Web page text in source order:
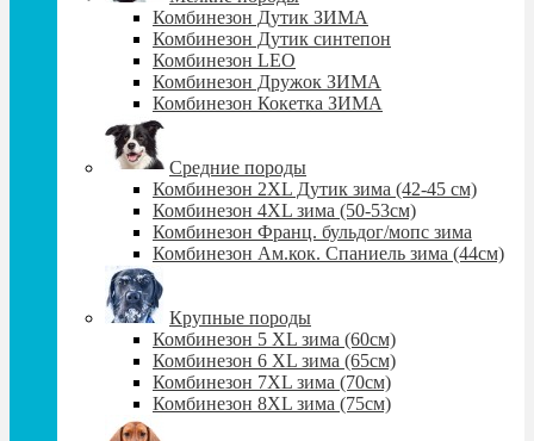
Комбинезон Дутик ЗИМА
Комбинезон Дутик синтепон
Комбинезон LEO
Комбинезон Дружок ЗИМА
Комбинезон Кокетка ЗИМА
Средние породы
Комбинезон 2XL Дутик зима (42-45 см)
Комбинезон 4XL зима (50-53см)
Комбинезон Франц. бульдог/мопс зима
Комбинезон Ам.кок. Спаниель зима (44см)
Крупные породы
Комбинезон 5 XL зима (60cм)
Комбинезон 6 XL зима (65cм)
Комбинезон 7XL зима (70см)
Комбинезон 8XL зима (75см)